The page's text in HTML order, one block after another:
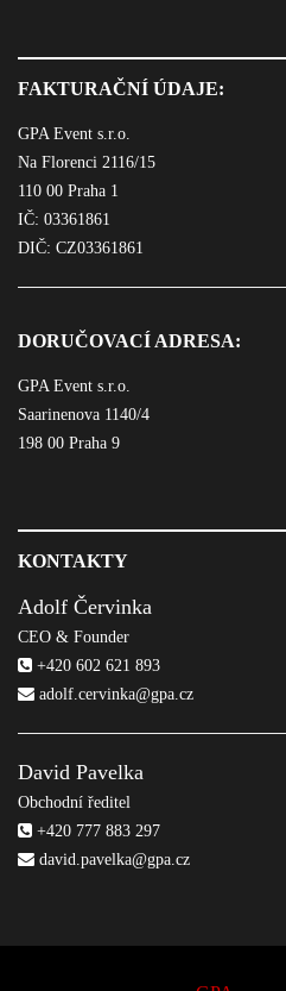
FAKTURAČNÍ ÚDAJE:
GPA Event s.r.o.
Na Florenci 2116/15
110 00 Praha 1
IČ: 03361861
DIČ: CZ03361861
DORUČOVACÍ ADRESA:
GPA Event s.r.o.
Saarinenova 1140/4
198 00 Praha 9
KONTAKTY
Adolf Červinka
CEO & Founder
+420 602 621 893
adolf.cervinka@gpa.cz
David Pavelka
Obchodní ředitel
+420 777 883 297
david.pavelka@gpa.cz